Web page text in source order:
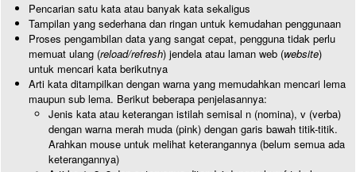
Pencarian satu kata atau banyak kata sekaligus
Tampilan yang sederhana dan ringan untuk kemudahan penggunaan
Proses pengambilan data yang sangat cepat, pengguna tidak perlu
memuat ulang (reload/refresh) jendela atau laman web (website)
untuk mencari kata berikutnya
Arti kata ditampilkan dengan warna yang memudahkan mencari lema
maupun sub lema. Berikut beberapa penjelasannya:
Jenis kata atau keterangan istilah semisal n (nomina), v (verba)
dengan warna merah muda (pink) dengan garis bawah titik-titik.
Arahkan mouse untuk melihat keterangannya (belum semua ada
keterangannya)